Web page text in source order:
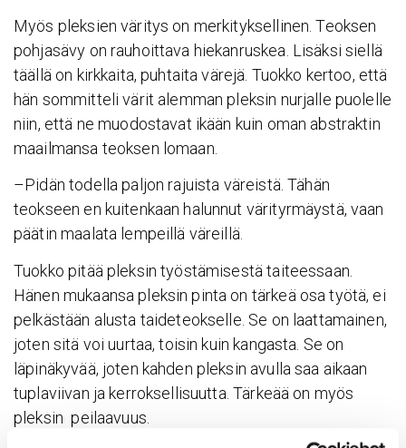
Myös pleksien väritys on merkityksellinen. Teoksen
pohjasävy on rauhoittava hiekanruskea. Lisäksi siellä
täällä on kirkkaita, puhtaita värejä. Tuokko kertoo, että
hän sommitteli värit alemman pleksin nurjalle puolelle
niin, että ne muodostavat ikään kuin oman abstraktin
maailmansa teoksen lomaan.
–Pidän todella paljon rajuista väreistä. Tähän
teokseen en kuitenkaan halunnut värityrmäystä, vaan
päätin maalata lempeillä väreillä.
Tuokko pitää pleksin työstämisestä taiteessaan.
Hänen mukaansa pleksin pinta on tärkeä osa työtä, ei
pelkästään alusta taideteokselle. Se on laattamainen,
joten sitä voi uurtaa, toisin kuin kangasta. Se on
läpinäkyvää, joten kahden pleksin avulla saa aikaan
tuplaviivan ja kerroksellisuutta. Tärkeää on myös
pleksin peilaavuus.